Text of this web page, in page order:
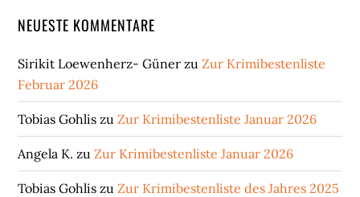
NEUESTE KOMMENTARE
Sirikit Loewenherz- Güner zuZur Krimibestenliste
Februar 2026
Tobias Gohlis zuZur Krimibestenliste Januar 2026
Angela K. zuZur Krimibestenliste Januar 2026
Tobias Gohlis zuZur Krimibestenliste des Jahres 2025